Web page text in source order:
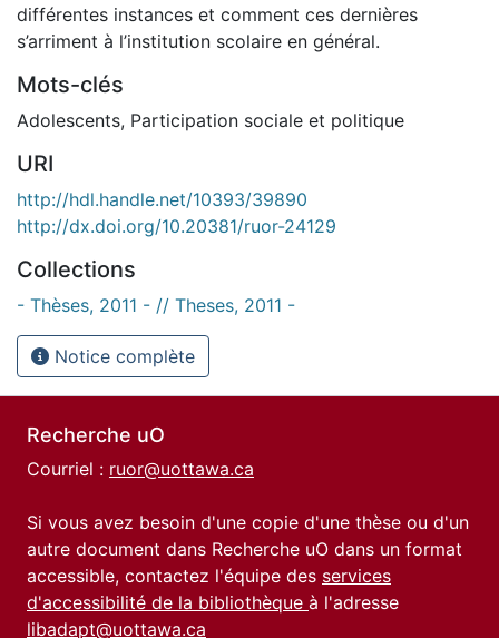
différentes instances et comment ces dernières
s’arriment à l’institution scolaire en général.
Mots-clés
Adolescents, Participation sociale et politique
URI
http://hdl.handle.net/10393/39890
http://dx.doi.org/10.20381/ruor-24129
Collections
- Thèses, 2011 - // Theses, 2011 -
Notice complète
Recherche uO
Courriel : ruor@uottawa.ca
Si vous avez besoin d'une copie d'une thèse ou d'un
autre document dans Recherche uO dans un format
accessible, contactez l'équipe des services
d'accessibilité de la bibliothèque à l'adresse
libadapt@uottawa.ca